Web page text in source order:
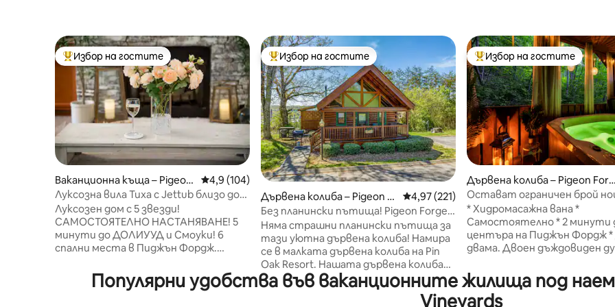
Най-популярен избор на гостите
Избор на гостите
Ваканционна къща – Pigeon
Forge
Средна оценка: 4,9 от 5, 104 отзива
4,9 (104)
Луксозна вила Тиха с Jettub близо до
Доливуд
Луксозен дом с 5 звезди!
САМОСТОЯТЕЛНО НАСТАНЯВАНЕ! 5
минути до ДОЛИУУД и Смоуки! 6
спални места в Пиджън Фордж.
Долиууд/Смоукис. Достъп:
САМОСТОЯТЕЛНО НАСТАНЯВАНЕ. 2
Най-популярен избор на гостите
Избор на гостите
Дървена колиба – Pigeon F
orge
Средна оценка: 4,97 от 5, 221 отзива
4,97 (221)
Без планински пътища! Pigeon Forge
Невероятно местоположение!
Няма страшни планински пътища за
тази уютна дървена колиба! Намира
се в малката дървена колиба на Pin
Oak Resort. Нашата дървена колиба
се намира в сърцето на Pigeon Forge и
осигурява комфорт, спокойствие и
място за бягство. Идеално за 4 -
Най-популярен избор на
Избор на гостите
Дървена колиба – Pigeon Forg
e
Остават ограничен брой
Най-високо оценена кабина
възрастни
* Хидромасажна вана *
Самостоятелно * 2 минути до
центъра на Пиджън Фордж * Душ за
двама. Двоен дъждовиден
Roku телевизор * Пералня и
Осигуряваме допълнителни
почистващи препарати *
Популярни удобства във ваканционните жилища под
Vineyards